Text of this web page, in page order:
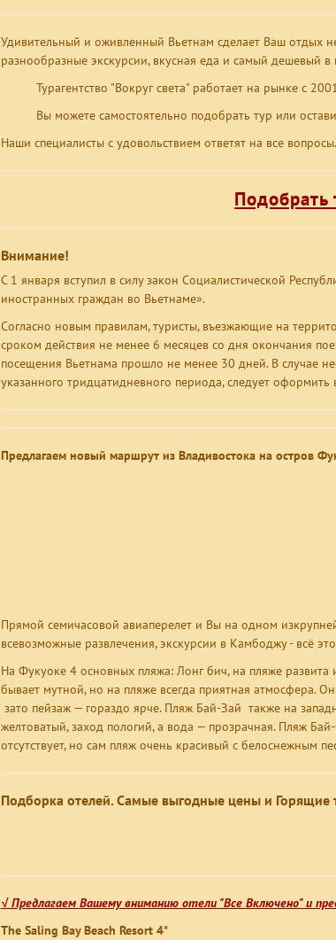
Удивительный и оживленный Вьетнам сделает Ваш отдых
разнообразные экскурсии, вкусная еда и самый дешевый
Турагентство "Вокруг света" работает на рынке с
Вы можете самостоятельно подобрать тур или
Наши специалисты с удовольствием ответят на все вопросы.
Внимание!
С 1 января вступил в силу закон Социалистической
иностранных граждан во Вьетнаме».
Согласно новым правилам, туристы, въезжающие на
сроком действия не менее 6 месяцев со дня окончания
посещения Вьетнама прошло не менее 30 дней. В случае
указанного тридцатидневного периода, следует
Предлагаем новый маршрут из Владивостока на остров
Прямой семичасовой авиаперелет и Вы на одном
всевозможные развлечения, экскурсии в Камбоджу - всё
На Фукуоке 4 основных пляжа: Лонг бич, на пляже
бывает мутной, но на пляже всегда приятная атмосфера.
зато пейзаж — гораздо ярче. Пляж Бай-Зай также на
желтоватый, заход пологий, а вода — прозрачная. Пляж
отсутствует, но сам пляж очень красивый с белоснежным
Подборка отелей. Самые выгодные цены и Горящие
√ Предлагаем Вашему вниманию отели "Все Включено" и
The Saling Bay Beach Resort 4*